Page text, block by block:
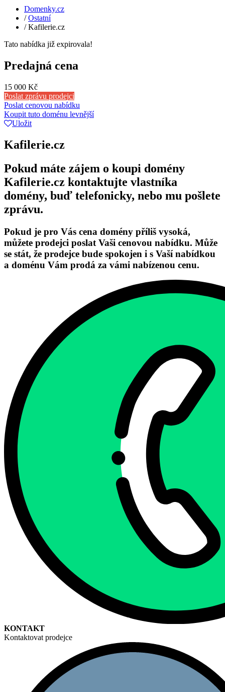
Domenky.cz
/Ostatní
/Kafilerie.cz
Tato nabídka již expirovala!
Predajná cena
15 000 Kč
Poslat zprávu prodejci
Poslat cenovou nabídku
Koupit tuto doménu levnější
Uložit
Kafilerie.cz
Pokud máte zájem o koupi domény
Kafilerie.cz kontaktujte vlastníka
domény, buď telefonicky, nebo mu pošlete
zprávu.
Pokud je pro Vás cena domény příliš vysoká,
můžete prodejci poslat Vaši cenovou nabídku. Může
se stát, že prodejce bude spokojen i s Vaší nabídkou
a doménu Vám prodá za vámi nabízenou cenu.
KONTAKT
Kontaktovat prodejce